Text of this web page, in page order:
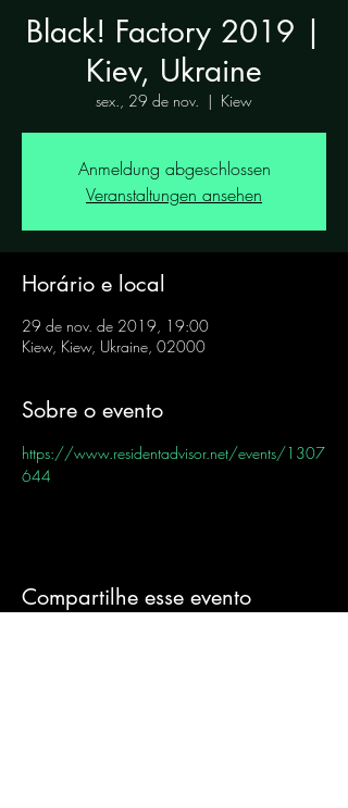
Black! Factory 2019 |
Kiev, Ukraine
sex., 29 de nov.
  |
Kiew
Anmeldung abgeschlossen
Veranstaltungen ansehen
Horário e local
29 de nov. de 2019, 19:00
Kiew, Kiew, Ukraine, 02000
Sobre o evento
https://www.residentadvisor.net/events/1307
644
Compartilhe esse evento